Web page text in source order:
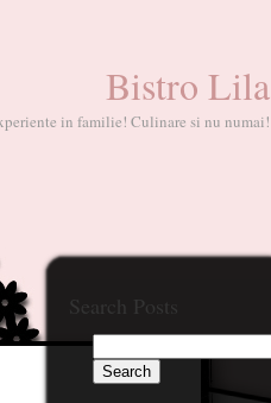
Bistro Lila
in familie! Culinare si nu numai!
Search Posts